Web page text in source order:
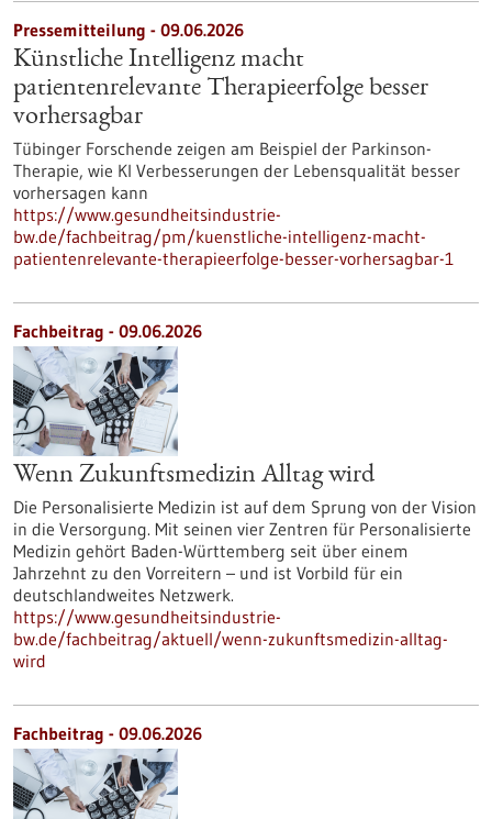
Pressemitteilung - 09.06.2026
Künstliche Intelligenz macht
patientenrelevante Therapieerfolge besser
vorhersagbar
Tübinger Forschende zeigen am Beispiel der Parkinson-
Therapie, wie KI Verbesserungen der Lebensqualität besser
vorhersagen kann
https://www.gesundheitsindustrie-
bw.de/fachbeitrag/pm/kuenstliche-intelligenz-macht-
patientenrelevante-therapieerfolge-besser-vorhersagbar-1
Fachbeitrag - 09.06.2026
Wenn Zukunftsmedizin Alltag wird
Die Personalisierte Medizin ist auf dem Sprung von der Vision
in die Versorgung. Mit seinen vier Zentren für Personalisierte
Medizin gehört Baden-Württemberg seit über einem
Jahrzehnt zu den Vorreitern – und ist Vorbild für ein
deutschlandweites Netzwerk.
https://www.gesundheitsindustrie-
bw.de/fachbeitrag/aktuell/wenn-zukunftsmedizin-alltag-
wird
Fachbeitrag - 09.06.2026